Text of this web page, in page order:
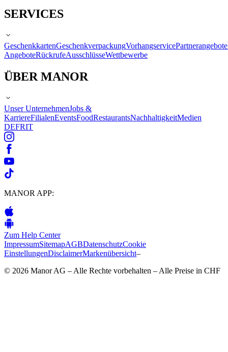
SERVICES
GeschenkkartenGeschenkverpackungVorhangservicePartnerangebote
AngeboteRückrufeAusschlüsseWettbewerbe
ÜBER MANOR
Unser UnternehmenJobs &
KarriereFilialenEventsFoodRestaurantsNachhaltigkeitMedien
DEFRIT
MANOR APP:
Zum Help Center
ImpressumSitemapAGBDatenschutzCookie
EinstellungenDisclaimerMarkenübersicht–
© 2026 Manor AG – Alle Rechte vorbehalten – Alle Preise in CHF